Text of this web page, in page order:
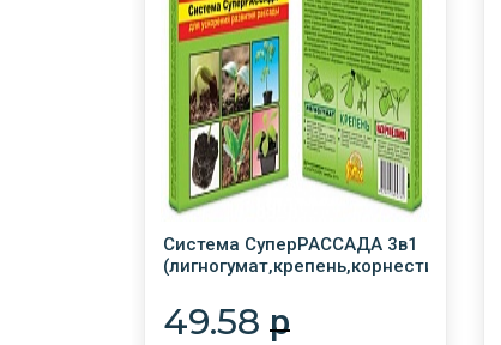
Система СуперРАССАДА 3в1
(лигногумат,крепень,корнестим
рассады
49.58 p